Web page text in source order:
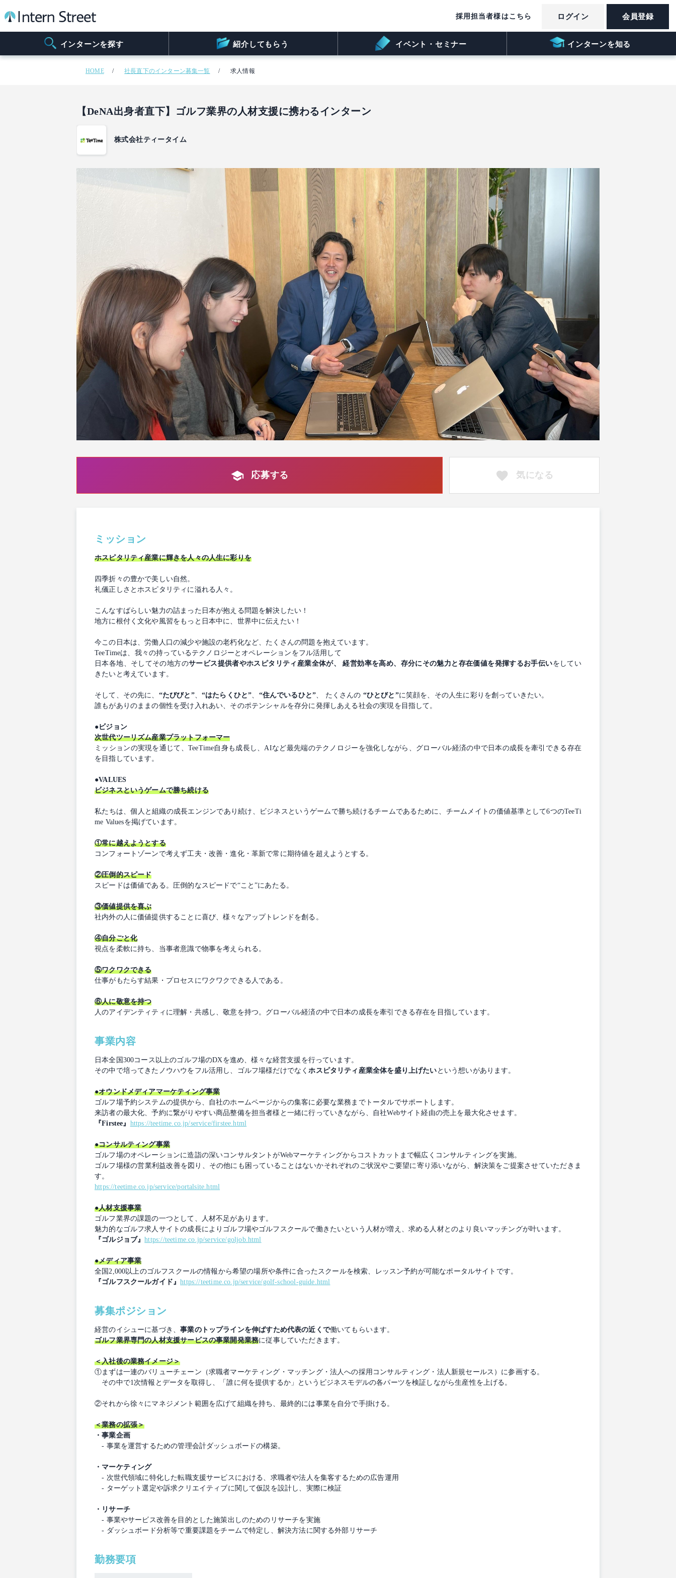
インターンを探す 紹介してもらう イベント・セミナー インターンを知る
採用担当者様はこちら ログイン 会員登録
HOME 社長直下のインターン募集一覧 求人情報
【DeNA出身者直下】ゴルフ業界の人材支援に携わるインターン
株式会社ティータイム
応募する 気になる
ミッション
ホスピタリティ産業に輝きを人々の人生に彩りを
四季折々の豊かで美しい自然。
礼儀正しさとホスピタリティに溢れる人々。
こんなすばらしい魅力の詰まった日本が抱える問題を解決したい！
地方に根付く文化や風習をもっと日本中に、世界中に伝えたい！
今この日本は、労働人口の減少や施設の老朽化など、たくさんの問題を抱えています。
TeeTimeは、我々の持っているテクノロジーとオペレーションをフル活用して
日本各地、そしてその地方のサービス提供者やホスピタリティ産業全体が、 経営効率を高め、存分にその魅力と存在価値を発揮するお手伝いをしてい
きたいと考えています。
そして、その先に、 “たびびと”、 “はたらくひと” “住んでいるひと” 、 たくさんの “ひとびと”に笑顔を、その人生に彩りを創っていきたい。
誰もがありのままの個性を受け入れあい、そのポテンシャルを存分に発揮しあえる社会の実現を目指して。
●ビジョン
次世代ツーリズム産業プラットフォーマー
ミッションの実現を通じて、TeeTime自身も成長し、AIなど最先端のテクノロジーを強化しながら、グローバル経済の中で日本の成長を牽引できる存在
を目指しています。
●VALUES
ビジネスというゲームで勝ち続ける
私たちは、個人と組織の成長エンジンであり続け、ビジネスというゲームで勝ち続けるチームであるために、チームメイトの価値基準として6つのTeeTi
me Valuesを掲げています。
①常に越えようとする
コンフォートゾーンで考えず工夫・改善・進化・革新で常に期待値を超えようとする。
②圧倒的スピード
スピードは価値である。圧倒的なスピードで“こと”にあたる。
③価値提供を喜ぶ
社内外の人に価値提供することに喜び、様々なアップトレンドを創る。
④自分ごと化
視点を柔軟に持ち、当事者意識で物事を考えられる。
⑤ワクワクできる
仕事がもたらす結果・プロセスにワクワクできる人である。
⑥人に敬意を持つ
人のアイデンティティに理解・共感し、敬意を持つ。グローバル経済の中で日本の成長を牽引できる存在を目指しています。
事業内容
日本全国300コース以上のゴルフ場のDXを進め、様々な経営支援を行っています。
その中で培ってきたノウハウをフル活用し、ゴルフ場様だけでなくホスピタリティ産業全体を盛り上げたい という想いがあります。
●オウンドメディアマーケティング事業
ゴルフ場予約システムの提供から、自社のホームページからの集客に必要な業務までトータルでサポートします。
来訪者の最大化、予約に繋がりやすい商品整備を担当者様と一緒に行っていきながら、自社Webサイト経由の売上を最大化させます。
『Firstee』 https://teetime.co.jp/service/firstee.html
●コンサルティング事業
ゴルフ場のオペレーションに造詣の深いコンサルタントがWebマーケティングからコストカットまで幅広くコンサルティングを実施。
ゴルフ場様の営業利益改善を図り、その他にも困っていることはないかそれぞれのご状況やご要望に寄り添いながら、解決策をご提案させていただきま
す。
https://teetime.co.jp/service/portalsite.html
●人材支援事業
ゴルフ業界の課題の一つとして、人材不足があります。
魅力的なゴルフ求人サイトの成長によりゴルフ場やゴルフスクールで働きたいという人材が増え、求める人材とのより良いマッチングが叶います。
『ゴルジョブ』https://teetime.co.jp/service/goljob.html
●メディア事業
全国2,000以上のゴルフスクールの情報から希望の場所や条件に合ったスクールを検索、レッスン予約が可能なポータルサイトです。
『ゴルフスクールガイド』https://teetime.co.jp/service/golf-school-guide.html
募集ポジション
経営のイシューに基づき、事業のトップラインを伸ばすため代表の近くで働いてもらいます。
ゴルフ業界専門の人材支援サービスの事業開発業務に従事していただきます。
＜入社後の業務イメージ＞
①まずは一連のバリューチェーン（求職者マーケティング・マッチング・法人への採用コンサルティング・法人新規セールス）に参画する。
その中で1次情報とデータを取得し、「誰に何を提供するか」というビジネスモデルの各パーツを検証しながら生産性を上げる。
②それから徐々にマネジメント範囲を広げて組織を持ち、最終的には事業を自分で手掛ける。
＜業務の拡張＞
・事業企画
- 事業を運営するための管理会計ダッシュボードの構築。
・マーケティング
- 次世代領域に特化した転職支援サービスにおける、求職者や法人を集客するための広告運用
- ターゲット選定や訴求クリエイティブに関して仮説を設計し、実際に検証
・リサーチ
- 事業やサービス改善を目的とした施策出しのためのリサーチを実施
- ダッシュボード分析等で重要課題をチームで特定し、解決方法に関する外部リサーチ
勤務要項